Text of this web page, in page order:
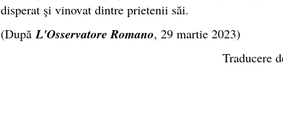
disperat şi vinovat dintre prietenii săi.
(După L'Osservatore Romano, 29 martie 2023)
Traducere